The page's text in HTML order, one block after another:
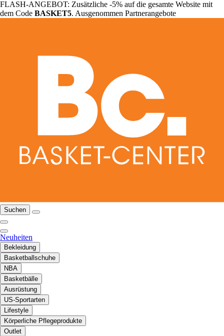
FLASH-ANGEBOT: Zusätzliche -5% auf die gesamte Website mit
dem Code BASKET5. Ausgenommen Partnerangebote
Suchen
Neuheiten
Bekleidung
Basketballschuhe
NBA
Basketbälle
Ausrüstung
US-Sportarten
Lifestyle
Körperliche Pflegeprodukte
Outlet